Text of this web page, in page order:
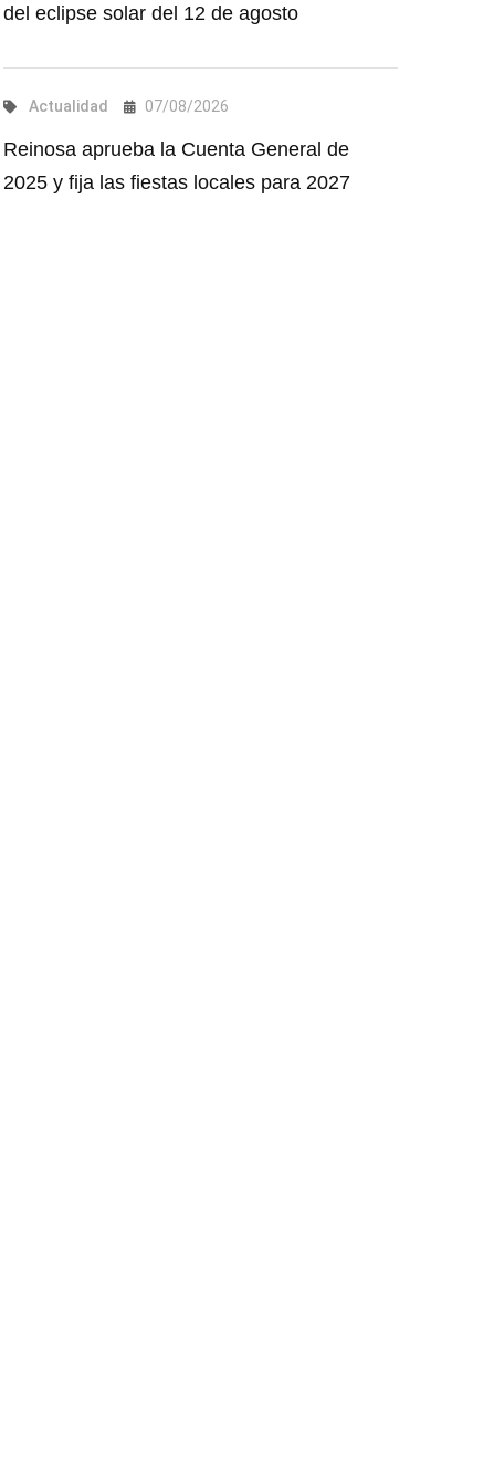
del eclipse solar del 12 de agosto
Actualidad 07/08/2026
Reinosa aprueba la Cuenta General de
2025 y fija las fiestas locales para 2027